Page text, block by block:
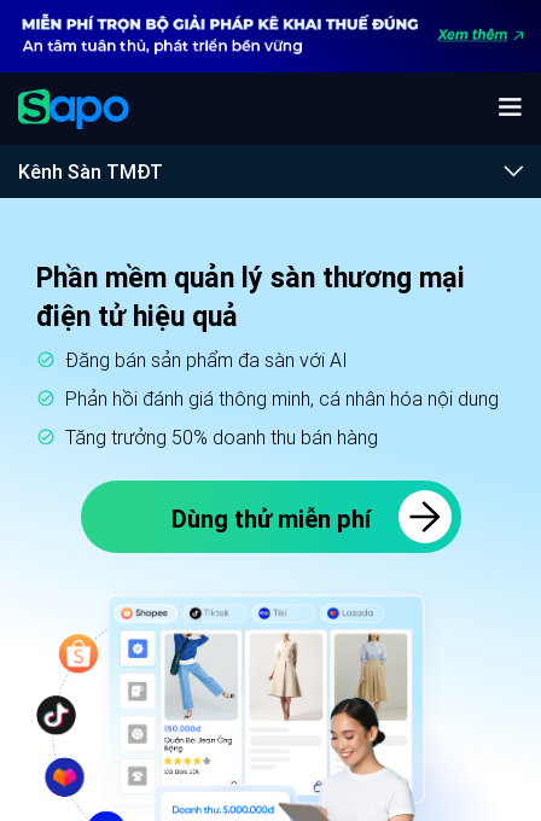
Kênh Sàn TMĐT
Phần mềm quản lý sàn thương mại
điện tử hiệu quả
Đăng bán sản phẩm đa sàn với AI
Phản hồi đánh giá thông minh, cá nhân hóa nội dung
Tăng trưởng 50% doanh thu bán hàng
Dùng thử miễn phí